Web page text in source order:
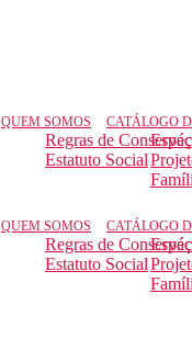
QUEM SOMOS
Regras de
Estatuto Social
CATÁLOGO
QUEM SOMOS
Regras de
Estatuto Social
CATÁLOGO